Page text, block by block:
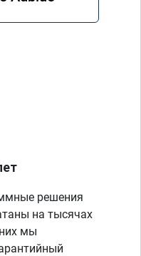
решения
на тысячах
мы